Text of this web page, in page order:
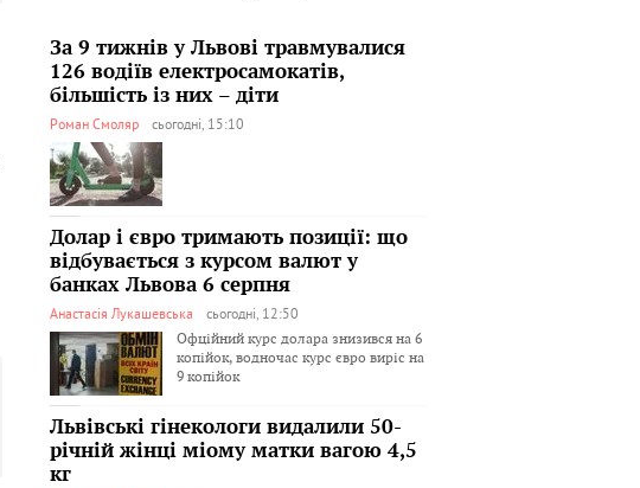
За 9 тижнів у Львові травмувалися
126 водіїв електросамокатів,
більшість із них – діти
Роман Смоляр сьогодні, 15:10
Долар і євро тримають позиції: що
відбувається з курсом валют у
банках Львова 6 серпня
Анастасія Лукашевська
сьогодні, 12:50
Офційний курс долара знизився на 6
копійок, водночас курс євро виріс на
9 копійок
Львівські гінекологи видалили 50-
річній жінці міому матки вагою 4,5
кг